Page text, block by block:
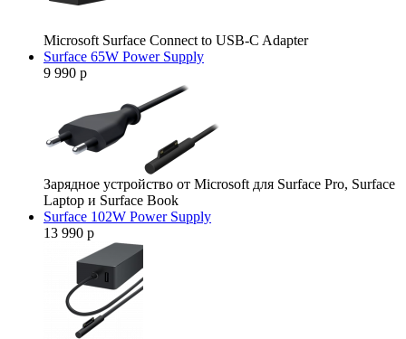
Microsoft Surface Connect to USB-C Adapter
Surface 65W Power Supply
9 990 р
Зарядное устройство от Microsoft для Surface Pro, Surface
Laptop и Surface Book
Surface 102W Power Supply
13 990 р